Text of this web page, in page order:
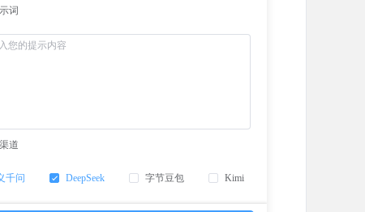
词
道
千问 DeepSeek 字节豆包 Kimi